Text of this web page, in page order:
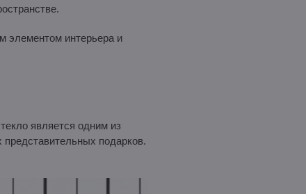
элементом интерьера и
является одним из
подарков.